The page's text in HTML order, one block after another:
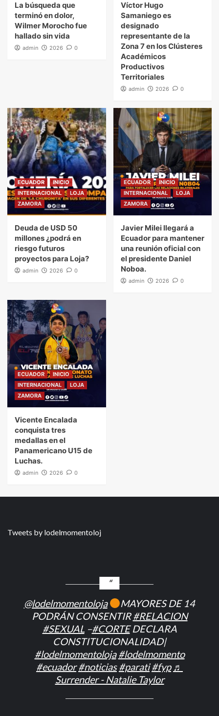
La búsqueda que
terminó en dolor,
Wilmer Morocho fue
hallado sin vida
admin 2026 0
Víctor Hugo
Samaniego es
designado
representante de la
Zona 7 en los Clústeres
Académicos
Productivos
Territoriales
admin 2026 0
ECUADOR
INICIO
INTERNACIONAL
LOJA
ZAMORA
Deuda de USD 50
millones ¿podrá en
riesgo futuros
proyectos para Loja?
admin 2026 0
ECUADOR
INICIO
INTERNACIONAL
LOJA
ZAMORA
Javier Milei llegará a
Ecuador para mantener
una reunión oficial con
el presidente Daniel
Noboa.
admin 2026 0
ECUADOR
INICIO
INTERNACIONAL
LOJA
ZAMORA
Vicente Encalada
conquista tres
medallas en el
Panamericano U15 de
Luchas.
admin 2026 0
Tweets by lodelmomentoloj
@lodelmomentoloja
MAYORES DE 14
PODRÁN CONSENTIR#RELACION
#SEXUAL–#CORTEDECLARA
CONSTITUCIONALIDAD|
#lodelmomentoloja #lodelmomento
#ecuador #noticias #parati #fyp ♬
Surrender - Natalie Taylor